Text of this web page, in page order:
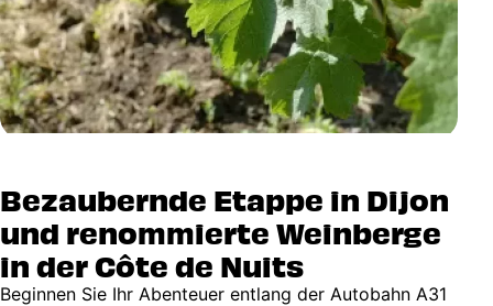
Bezaubernde Etappe in Dijon
und renommierte Weinberge
in der Côte de Nuits
Beginnen Sie Ihr Abenteuer entlang der Autobahn A31